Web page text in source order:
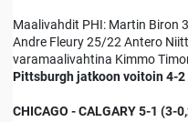
Maalivahdit PHI: Martin Biron
Andre Fleury 25/22 Antero
varamaalivahtina Kimmo
Pittsburgh jatkoon voitoin 4-2
CHICAGO - CALGARY 5-1 (3-